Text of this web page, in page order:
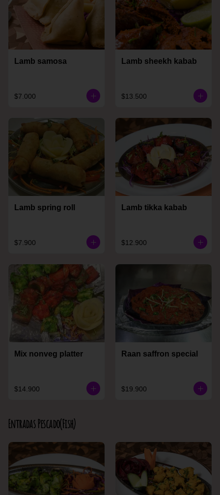
Lamb samosa
$7.000
Lamb sheekh kabab
$13.500
Lamb spring roll
$7.900
Lamb tikka kabab
$12.900
Mix nonveg platter
$14.900
Raan saffron special
$19.900
Entradas Pescado(Fish)